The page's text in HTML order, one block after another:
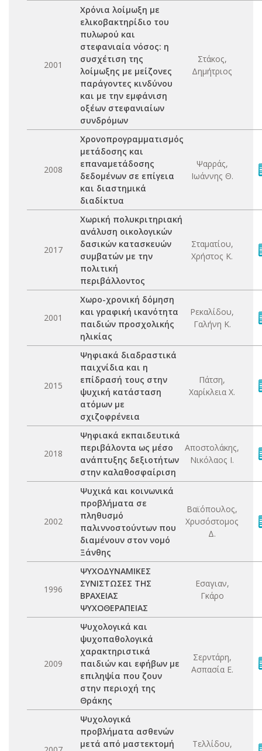
2001
Χρόνια λοίμωξη με
ελικοβακτηρίδιο του
πυλωρού και
στεφανιαία νόσος: η
συσχέτιση της
λοίμωξης με μείζονες
παράγοντες κινδύνου
και με την εμφάνιση
οξέων στεφανιαίων
συνδρόμων
Στάκος,
Δημήτριος
2008
Χρονοπρογραμματισμός
μετάδοσης και
επαναμετάδοσης
δεδομένων σε επίγεια
και διαστημικά
διαδίκτυα
Ψαρράς,
Ιωάννης Θ.
2017
Χωρική πολυκριτηριακή
ανάλυση οικολογικών
δασικών κατασκευών
συμβατών με την
πολιτική
περιβάλλοντος
Σταματίου,
Χρήστος Κ.
2001
Χωρο-χρονική δόμηση
και γραφική ικανότητα
παιδιών προσχολικής
ηλικίας
Ρεκαλίδου,
Γαλήνη Κ.
2015
Ψηφιακά διαδραστικά
παιχνίδια και η
επίδρασή τους στην
ψυχική κατάσταση
ατόμων με
σχιζοφρένεια
Πάτση,
Χαρίκλεια Χ.
2018
Ψηφιακά εκπαιδευτικά
περιβάλοντα ως μέσο
ανάπτυξης δεξιοτήτων
στην καλαθοσφαίριση
Αποστολάκης,
Νικόλαος Ι.
2002
Ψυχικά και κοινωνικά
προβλήματα σε
πληθυσμό
παλιννοστούντων που
διαμένουν στον νομό
Ξάνθης
Βαϊόπουλος,
Χρυσόστομος
Δ.
1996
ΨΥΧΟΔΥΝΑΜΙΚΕΣ
ΣΥΝΙΣΤΩΣΕΣ ΤΗΣ
ΒΡΑΧΕΙΑΣ
ΨΥΧΟΘΕΡΑΠΕΙΑΣ
Εσαγιαν,
Γκάρο
2009
Ψυχολογικά και
ψυχοπαθολογικά
χαρακτηριστικά
παιδιών και εφήβων με
επιληψία που ζουν
στην περιοχή της
Θράκης
Σερντάρη,
Ασπασία Ε.
Ψυχολογικά
προβλήματα ασθενών
μετά από μαστεκτομή
Τελλίδου,